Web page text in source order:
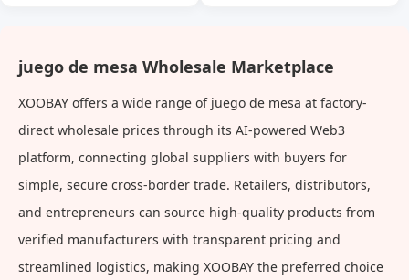
Almacenamiento de Frutas y
Té
juego de mesa Wholesale Marketplace
XOOBAY offers a wide range of juego de mesa at factory-
direct wholesale prices through its AI-powered Web3
platform, connecting global suppliers with buyers for
simple, secure cross-border trade. Retailers, distributors,
and entrepreneurs can source high-quality products from
verified manufacturers with transparent pricing and
streamlined logistics, making XOOBAY the preferred choice